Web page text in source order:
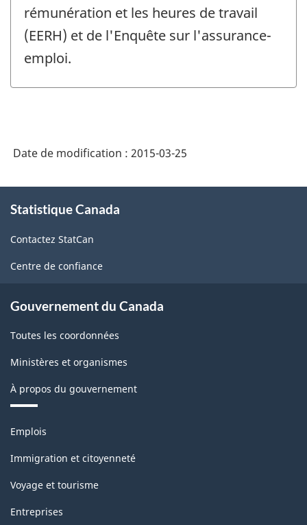
rémunération et les heures de travail
(EERH) et de l'Enquête sur l'assurance-
emploi.
Date de modification : 2015-03-25
propos
ce
site
Statistique Canada
Contactez StatCan
Centre de confiance
Gouvernement du Canada
Toutes les coordonnées
Ministères et organismes
À propos du gouvernement
Thèmes
sujets
Emplois
Immigration et citoyenneté
Voyage et tourisme
Entreprises